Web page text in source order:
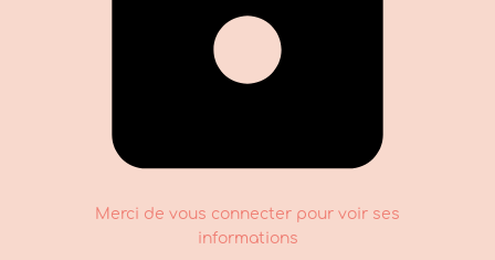
Merci de vous connecter pour voir ses
informations